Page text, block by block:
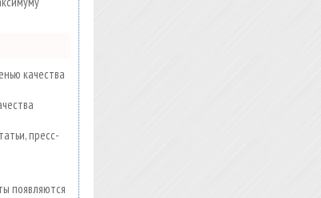
качества
пресс-
появляются